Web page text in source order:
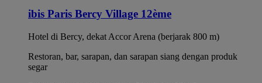
ibis Paris Bercy Village 12ème
Hotel di Bercy, dekat Accor Arena (berjarak 800 m)
Restoran, bar, sarapan, dan sarapan siang dengan produk
segar